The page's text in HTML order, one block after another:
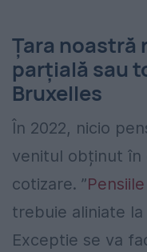
Țara noastră
parțială sau
Bruxelles
În 2022, nicio
venitul obținut în
cotizare. ”
trebuie aliniate
Exceptie se va